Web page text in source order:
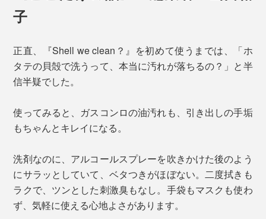
子
正直、『Shell we clean？』を初めて使うまでは、「ホ
タテの貝殻で洗うって、本当に汚れが落ちるの？」と半
信半疑でした。
使ってみると、ガスコンロの油汚れも、引き出しの手垢
もちゃんとキレイになる。
洗剤なのに、アルコールスプレーを吹きかけた後のよう
にサラッとしていて、ベタつきがほぼない。二度拭きも
ラクで、ツンとした刺激臭もなし。手袋もマスクも使わ
ず、気軽に使える心地よさがあります。